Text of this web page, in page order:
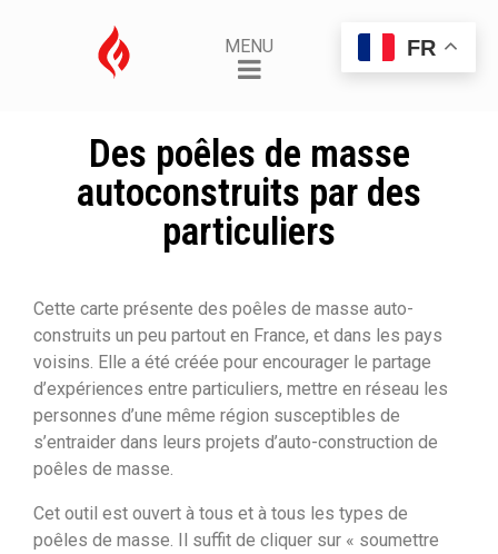
MENU
Des poêles de masse
autoconstruits par des
particuliers
Cette carte présente des poêles de masse auto-
construits un peu partout en France, et dans les pays
voisins. Elle a été créée pour encourager le partage
d’expériences entre particuliers, mettre en réseau les
personnes d’une même région susceptibles de
s’entraider dans leurs projets d’auto-construction de
poêles de masse.
Cet outil est ouvert à tous et à tous les types de
poêles de masse. Il suffit de cliquer sur « soumettre
FR